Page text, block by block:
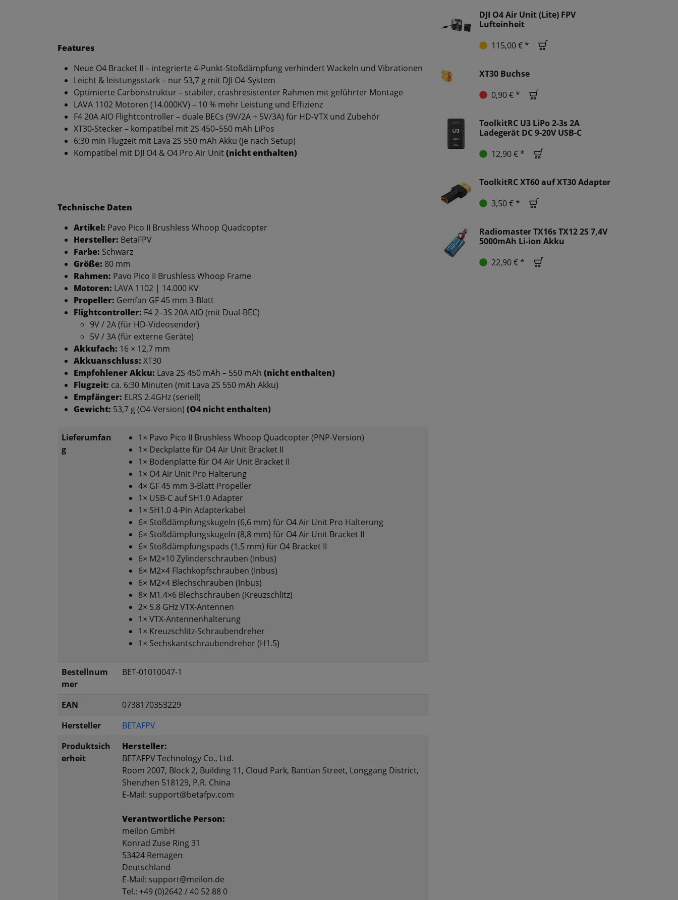
Features
Neue O4 Bracket II – integrierte 4-Punkt-Stoßdämpfung verhindert Wackeln und Vibrationen
Leicht & leistungsstark – nur 53,7 g mit DJI O4-System
Optimierte Carbonstruktur – stabiler, crashresistenter Rahmen mit geführter Montage
LAVA 1102 Motoren (14.000KV) – 10 % mehr Leistung und Effizienz
F4 20A AIO Flightcontroller – duale BECs (9V/2A + 5V/3A) für HD-VTX und Zubehör
XT30-Stecker – kompatibel mit 2S 450–550 mAh LiPos
6:30 min Flugzeit mit Lava 2S 550 mAh Akku (je nach Setup)
Kompatibel mit DJI O4 & O4 Pro Air Unit(nicht enthalten)
Technische Daten
Artikel: Pavo Pico II Brushless Whoop Quadcopter
Hersteller: BetaFPV
Farbe: Schwarz
Größe: 80 mm
Rahmen: Pavo Pico II Brushless Whoop Frame
Motoren: LAVA 1102 | 14.000 KV
Propeller: Gemfan GF 45 mm 3-Blatt
Flightcontroller: F4 2–3S 20A AIO (mit Dual-BEC)
9V / 2A (für HD-Videosender)
5V / 3A (für externe Geräte)
Akkufach: 16 × 12,7 mm
Akkuanschluss: XT30
Empfohlener Akku: Lava 2S 450 mAh – 550 mAh (nicht enthalten)
Flugzeit: ca. 6:30 Minuten (mit Lava 2S 550 mAh Akku)
Empfänger: ELRS 2.4GHz (seriell)
Gewicht: 53,7 g (O4-Version) (O4 nicht enthalten)
Lieferumfan
g
1× Pavo Pico II Brushless Whoop Quadcopter (PNP-Version)
1× Deckplatte für O4 Air Unit Bracket II
1× Bodenplatte für O4 Air Unit Bracket II
1× O4 Air Unit Pro Halterung
4× GF 45 mm 3-Blatt Propeller
1× USB-C auf SH1.0 Adapter
1× SH1.0 4-Pin Adapterkabel
6× Stoßdämpfungskugeln (6,6 mm) für O4 Air Unit Pro Halterung
6× Stoßdämpfungskugeln (8,8 mm) für O4 Air Unit Bracket II
6× Stoßdämpfungspads (1,5 mm) für O4 Bracket II
6× M2×10 Zylinderschrauben (Inbus)
6× M2×4 Flachkopfschrauben (Inbus)
6× M2×4 Blechschrauben (Inbus)
8× M1.4×6 Blechschrauben (Kreuzschlitz)
2× 5.8 GHz VTX-Antennen
1× VTX-Antennenhalterung
1× Kreuzschlitz-Schraubendreher
1× Sechskantschraubendreher (H1.5)
Bestellnum
mer
BET-01010047-1
EAN
0738170353229
Hersteller
BETAFPV
Produktsich
erheit
Hersteller:
BETAFPV Technology Co., Ltd.
Room 2007, Block 2, Building 11, Cloud Park, Bantian Street, Longgang District,
Shenzhen 518129, P.R. China
E-Mail: support@betafpv.com
Verantwortliche Person:
meilon GmbH
Konrad Zuse Ring 31
53424 Remagen
Deutschland
E-Mail: support@meilon.de
Tel.: +49 (0)2642 / 40 52 88 0
DJI O4 Air Unit (Lite) FPV
Lufteinheit
115,00 € *
XT30 Buchse
0,90 € *
ToolkitRC U3 LiPo 2-3s 2A
Ladegerät DC 9-20V USB-C
12,90 € *
ToolkitRC XT60 auf XT30 Adapter
3,50 € *
Radiomaster TX16s TX12 2S 7,4V
5000mAh Li-ion Akku
22,90 € *